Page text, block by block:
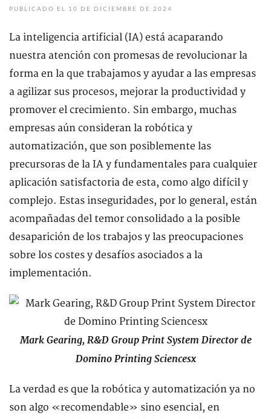
PUBLICADO EL 10 DE DICIEMBRE DE 2024
La inteligencia artificial (IA) está acaparando
nuestra atención con promesas de revolucionar la
forma en la que trabajamos y ayudar a las empresas
a agilizar sus procesos, mejorar la productividad y
promover el crecimiento. Sin embargo, muchas
empresas aún consideran la robótica y
automatización, que son posiblemente las
precursoras de la IA y fundamentales para cualquier
aplicación satisfactoria de esta, como algo difícil y
complejo. Estas inseguridades, por lo general, están
acompañadas del temor consolidado a la posible
desaparición de los trabajos y las preocupaciones
sobre los costes y desafíos asociados a la
implementación.
Mark Gearing, R&D Group Print System Director de
Domino Printing Sciencesx
La verdad es que la robótica y automatización ya no
son algo «recomendable» sino esencial, en